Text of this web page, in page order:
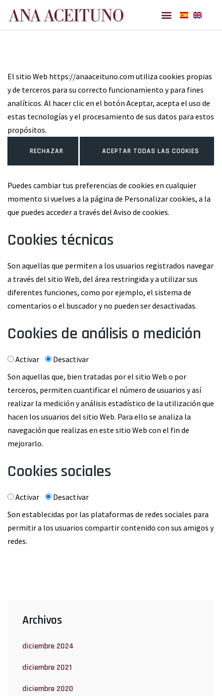
El sitio Web https://anaaceituno.com utiliza cookies propias
y de terceros para su correcto funcionamiento y para fines
analíticos. Al hacer clic en el botón Aceptar, acepta el uso de
estas tecnologías y el procesamiento de sus datos para estos
propósitos.
RECHAZAR ACEPTAR TODAS LAS COOKIES
Puedes cambiar tus preferencias de cookies en cualquier
momento si vuelves a la página de Personalizar cookies, a la
que puedes acceder a través del Aviso de cookies.
Cookies técnicas
Son aquellas que permiten a los usuarios registrados navegar
a través del sitio Web, del área restringida y a utilizar sus
diferentes funciones, como por ejemplo, el sistema de
comentarios o el buscador y no pueden ser desactivadas.
Cookies de análisis o medición
Activar
Desactivar
Son aquellas que, bien tratadas por el sitio Web o por
terceros, permiten cuantificar el número de usuarios y así
realizar la medición y análisis estadístico de la utilización que
hacen los usuarios del sitio Web. Para ello se analiza la
navegación que realizas en este sitio Web con el fin de
mejorarlo.
Cookies sociales
Activar
Desactivar
Son establecidas por las plataformas de redes sociales para
permitir a los usuarios compartir contenido con sus amigos y
redes.
Archivos
diciembre 2024
diciembre 2021
diciembre 2020